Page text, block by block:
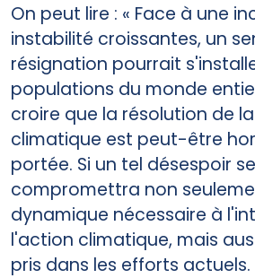
On peut lire : « Face à une
instabilité croissantes, un
résignation pourrait
populations du monde
croire que la résolution de
climatique est peut-être
portée. Si un tel désespoir
compromettra non
dynamique nécessaire à
l'action climatique, mais
pris dans les efforts actuels.